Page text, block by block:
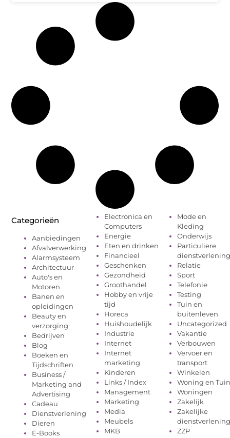
Categorieën
Aanbiedingen
Afvalverwerking
Alarmsysteem
Architectuur
Auto's en
Motoren
Banen en
opleidingen
Beauty en
verzorging
Bedrijven
Blog
Boeken en
Tijdschriften
Business /
Marketing and
Advertising
Cadeau
Dienstverlening
Dieren
E-Books
Electronica en
Computers
Energie
Eten en drinken
Financieel
Geschenken
Gezondheid
Groothandel
Hobby en vrije
tijd
Horeca
Huishoudelijk
Industrie
Internet
Internet
marketing
Kinderen
Links / Index
Management
Marketing
Media
Meubels
MKB
Mode en
Kleding
Onderwijs
Particuliere
dienstverlening
Relatie
Sport
Telefonie
Testing
Tuin en
buitenleven
Uncategorized
Vakantie
Verbouwen
Vervoer en
transport
Winkelen
Woning en Tuin
Woningen
Zakelijk
Zakelijke
dienstverlening
ZZP